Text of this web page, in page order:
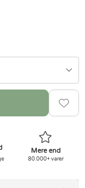
Mere end
80.000+ varer